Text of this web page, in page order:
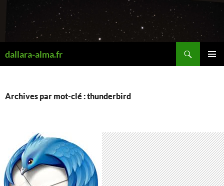
contenu
dallara-alma.fr
Archives par mot-clé : thunderbird